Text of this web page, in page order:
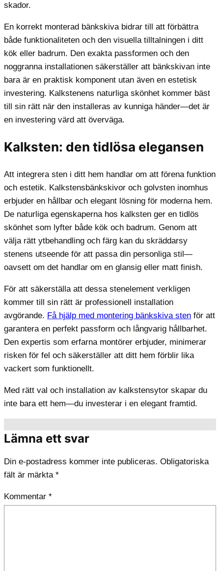
skador.
En korrekt monterad bänkskiva bidrar till att förbättra
både funktionaliteten och den visuella tilltalningen i ditt
kök eller badrum. Den exakta passformen och den
noggranna installationen säkerställer att bänkskivan inte
bara är en praktisk komponent utan även en estetisk
investering. Kalkstenens naturliga skönhet kommer bäst
till sin rätt när den installeras av kunniga händer—det är
en investering värd att överväga.
Kalksten: den tidlösa elegansen
Att integrera sten i ditt hem handlar om att förena funktion
och estetik. Kalkstensbänkskivor och golvsten inomhus
erbjuder en hållbar och elegant lösning för moderna hem.
De naturliga egenskaperna hos kalksten ger en tidlös
skönhet som lyfter både kök och badrum. Genom att
välja rätt ytbehandling och färg kan du skräddarsy
stenens utseende för att passa din personliga stil—
oavsett om det handlar om en glansig eller matt finish.
För att säkerställa att dessa stenelement verkligen
kommer till sin rätt är professionell installation
avgörande. Få hjälp med montering bänkskiva sten för att
garantera en perfekt passform och långvarig hållbarhet.
Den expertis som erfarna montörer erbjuder, minimerar
risken för fel och säkerställer att ditt hem förblir lika
vackert som funktionellt.
Med rätt val och installation av kalkstensytor skapar du
inte bara ett hem—du investerar i en elegant framtid.
Lämna ett svar
Din e-postadress kommer inte publiceras. Obligatoriska
fält är märkta *
Kommentar *